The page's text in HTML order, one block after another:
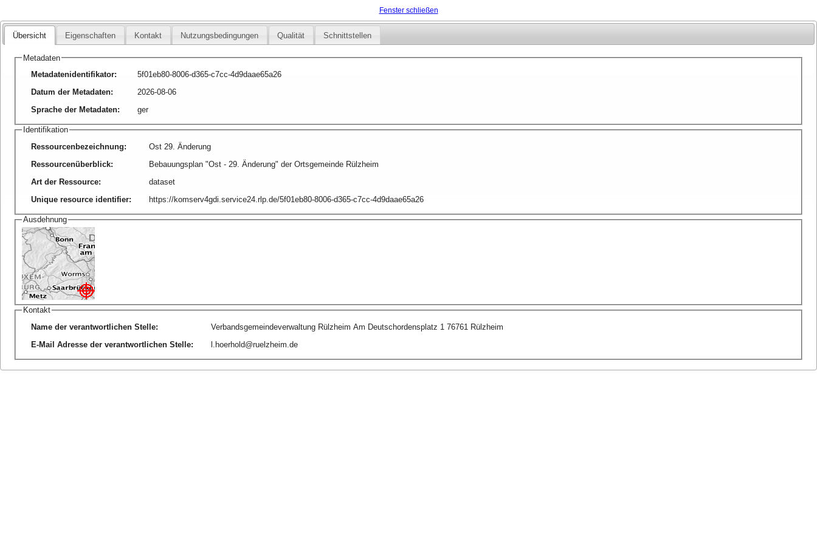
Fenster schließen
Übersicht Eigenschaften Kontakt Nutzungsbedingungen Qualität Schnittstellen
Metadaten
Metadatenidentifikator:
5f01eb80-8006-d365-c7cc-4d9daae65a26
Datum der Metadaten:
2026-08-06
Sprache der Metadaten: ger
Identifikation
Ressourcenbezeichnung:
Ost 29. Änderung
Ressourcenüberblick:
Bebauungsplan "Ost - 29. Änderung" der Ortsgemeinde Rülzheim
Art der Ressource:
dataset
Unique resource identifier: https://komserv4gdi.service24.rlp.de/5f01eb80-8006-d365-c7cc-4d9daae65a26
Ausdehnung
Kontakt
Name der verantwortlichen Stelle:
Verbandsgemeindeverwaltung Rülzheim Am Deutschordensplatz 1 76761 Rülzheim
E-Mail Adresse der verantwortlichen Stelle: l.hoerhold@ruelzheim.de